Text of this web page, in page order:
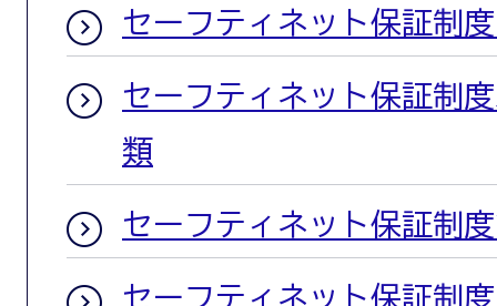
セーフティネット保証制
セーフティネット保証制
類
セーフティネット保証制
セーフティネット保証制